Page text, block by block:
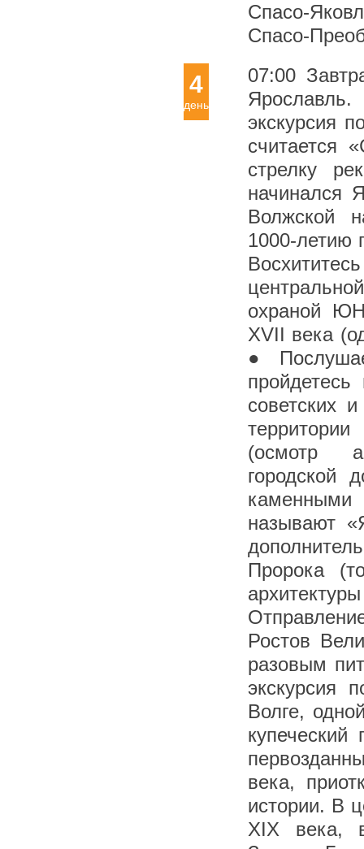
Спасо-
Спасо-
4
день
07:00
экскурсия
считается
стрелку
начинался
Волжской
1000-летию
охраной
XVII века
●
советских
(осмотр
городской
называют
Пророка
Ростов
разовым
экскурсия
Волге,
века,
истории. В
XIX века,